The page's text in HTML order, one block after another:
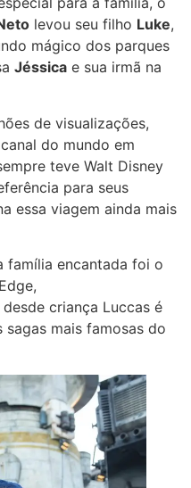
levou seu filho Luke,
mágico dos parques
Jéssica e sua irmã na
de visualizações,
do mundo em
teve Walt Disney
para seus
essa viagem ainda mais
família encantada foi o
criança Luccas é
mais famosas do